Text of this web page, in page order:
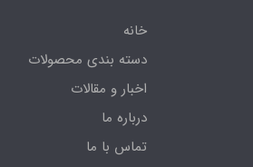
خانه
دسته بندی محصولات
اخبار و مقالات
درباره ما
تماس با ما